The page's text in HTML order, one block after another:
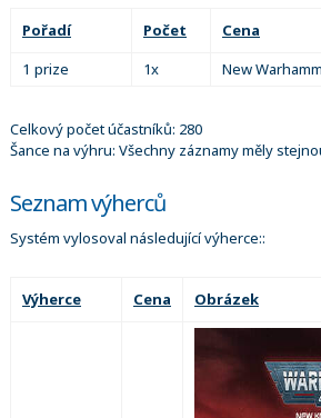
Pořadí Počet
Cena
1 prize
1x New
Celkový počet účastníků: 280
Šance na výhru: Všechny záznamy měly
Seznam výherců
Systém vylosoval následující výherce::
Výherce Cena Obrázek